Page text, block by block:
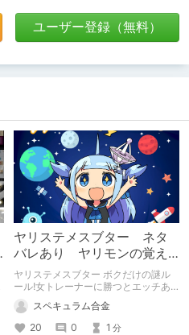
ユーザー登録（無料）
ヤリステメスブター ネタ
バレあり ヤリモンの覚え
る技、最大能力値一覧 技
リスト
ヤリステメスブター ボクだけの謎ル
ール!女トレーナーに勝つとエッチあ
まとめたものです。エンドコンテンツ
などの攻略に役に立ててください。
スペキュラム合金
20
0 1 分